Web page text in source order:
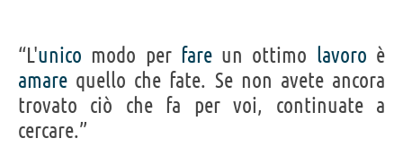
“L'unico modo per fareun ottimo lavoro è
amare quello che fate. Se non avete ancora
trovato ciò che fa per voi, continuate a
cercare.”